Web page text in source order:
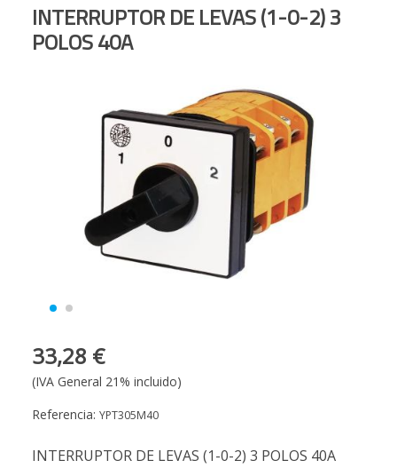
INTERRUPTOR DE LEVAS (1-0-2) 3
POLOS 40A
33,28 €
(IVA General 21% incluido)
Referencia: YPT305M40
INTERRUPTOR DE LEVAS (1-0-2) 3 POLOS 40A